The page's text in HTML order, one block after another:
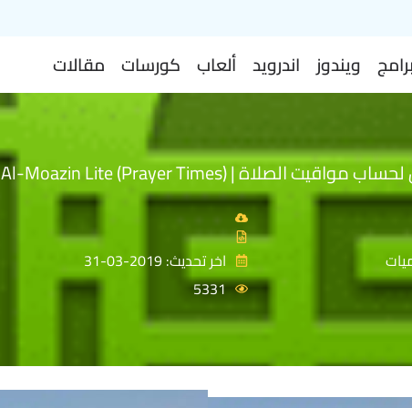
برامج ويندوز اندرويد ألعاب كورسات مقالات
تطبيق المؤذن لحساب مواقيت الصلاة | Al-Moazin Lite (Prayer Times)
اخر تحديث: 2019-03-31
5331